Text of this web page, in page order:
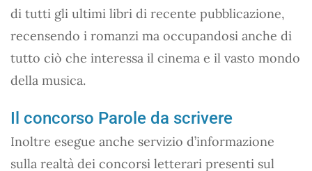
di tutti gli ultimi libri di recente pubblicazione,
recensendo i romanzi ma occupandosi anche di
tutto ciò che interessa il cinema e il vasto mondo
della musica.
Il concorso Parole da scrivere
Inoltre esegue anche servizio d’informazione
sulla realtà dei concorsi letterari presenti sul